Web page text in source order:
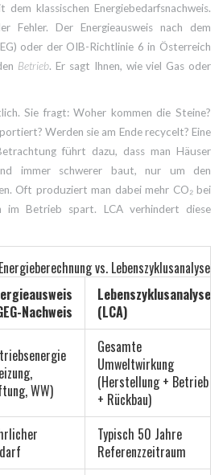
dem klassischen Energiebedarfsnachweis.
Fehler. Der Energieausweis nach dem
oder der OIB-Richtlinie 6 in Österreich
Betrieb. Er sagt Ihnen, wie viel Gas oder
Sie fragt: Woher kommen die Steine?
Werden sie am Ende recycelt? Eine
führt dazu, dass man Häuser
immer schwerer baut, nur um den
Oft produziert man dabei mehr CO₂ bei
im Betrieb spart. LCA verhindert diese
vs. Lebenszyklusanalyse
Nachweis
Lebenszyklusanalyse
(LCA)
WW)
Gesamte
Umweltwirkung
(Herstellung + Betrieb
+ Rückbau)
Typisch 50 Jahre
Referenzzeitraum